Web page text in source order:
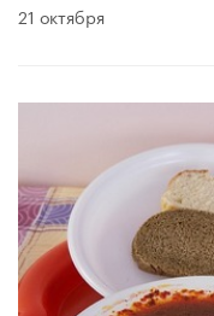
21 октября